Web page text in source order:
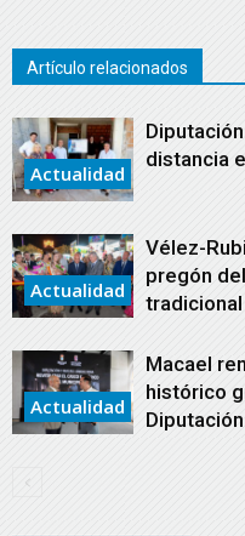
Artículo relacionados
Actualidad
distancia
Actualidad
Vélez-
pregón
Actualidad
Macael
histórico
Diputación